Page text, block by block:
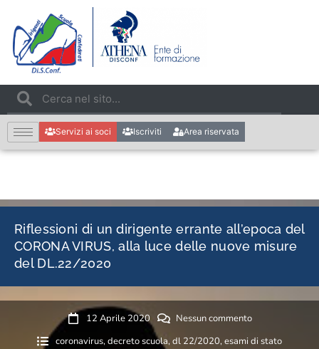
Servizi ai soci Iscriviti Area riservata
Riflessioni di un dirigente errante all’epoca del
CORONA VIRUS, alla luce delle nuove misure
del DL.22/2020
12 Aprile 2020
Nessun commento
coronavirus,decreto scuola,dl 22/2020,esami di stato